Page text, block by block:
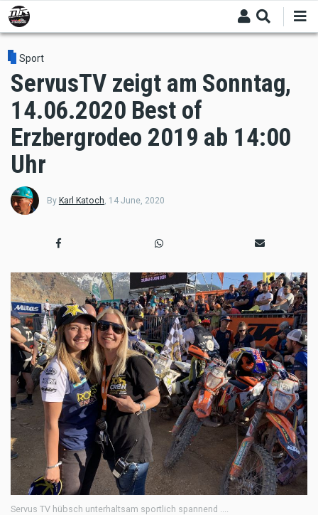
Skip
to
main
content
Sport
ServusTV zeigt am Sonntag,
14.06.2020 Best of
Erzbergrodeo 2019 ab 14:00
Uhr
By Karl Katoch 14 June, 2020
Servus TV hübsch unterhaltsam sportlich spannend ....